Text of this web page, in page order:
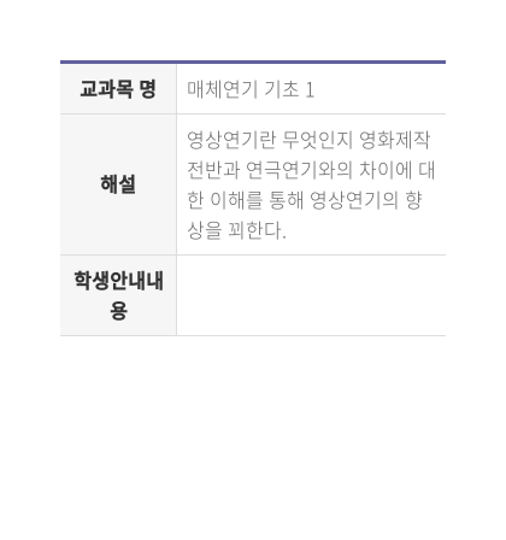
교과목 명 매체연기 기초 1
해설
영상연기란 무엇인지 영화제작
전반과 연극연기와의 차이에 대
한 이해를 통해 영상연기의 향
상을 꾀한다.
학생안내내
용